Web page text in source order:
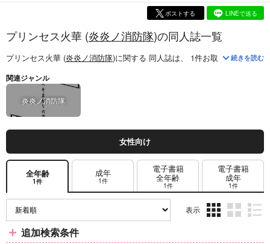
ポストする LINEで送る
プリンセス火華 (炎炎ノ消防隊)の同人誌一覧
プリンセス火華 (炎炎ノ消防隊)に関する 同人誌は、 1件お取り扱いがござ
続きを読む
関連ジャンル
炎炎ノ消防隊
女性向け
全年齢
1件
成年
1件
電子書籍
全年齢
1件
電子書籍
成年
1件
表示
追加検索条件